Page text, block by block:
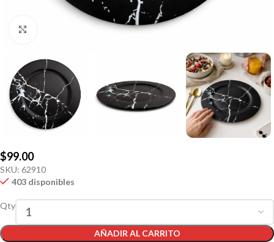
$99.00
SKU: 62910
403 disponibles
Qty
AÑADIR AL CARRITO